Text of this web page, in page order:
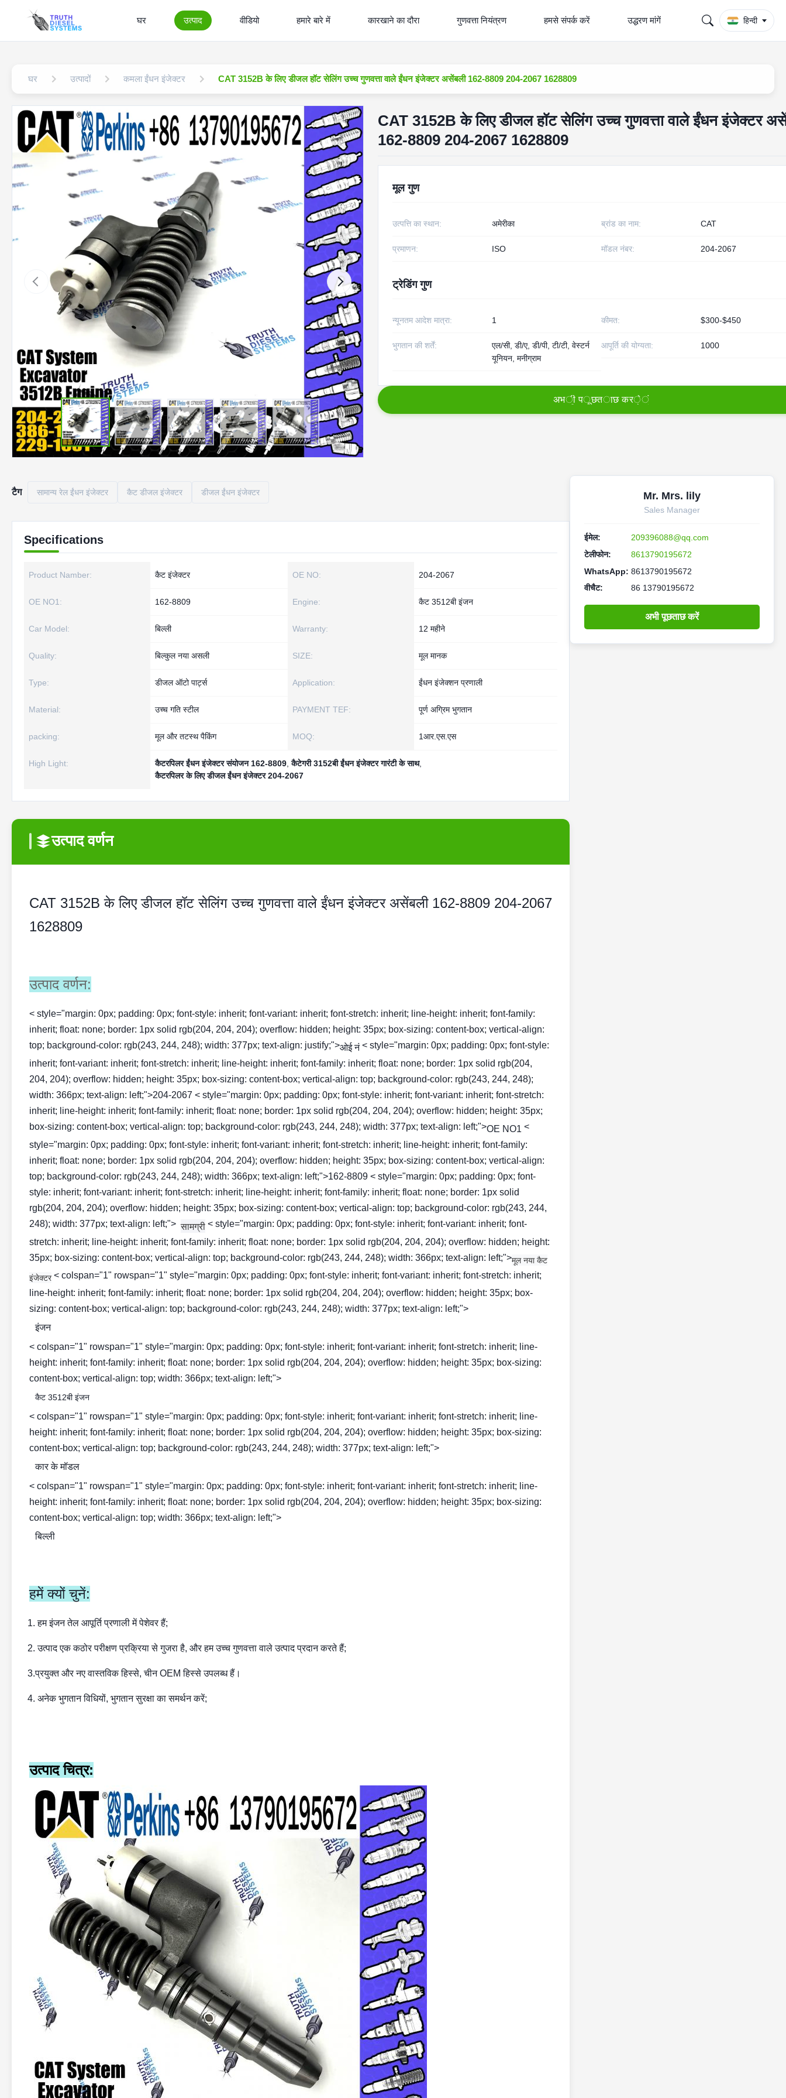
घर उत्पाद वीडियो हमारे बारे में कारखाने का दौरा गुणवत्ता नियंत्रण हमसे संपर्क करें उद्धरण मांगें हिन्दी
घर उत्पादों कमला ईंधन इंजेक्टर CAT 3152B के लिए डीजल हॉट सेलिंग उच्च गुणवत्ता वाले ईंधन इंजेक्टर असेंबली 162-8809 204-2067 1628809
CAT 3152B के लिए डीजल हॉट सेलिंग उच्च गुणवत्ता वाले ईंधन इंजेक्टर
162-8809 204-2067 1628809
मूल गुण
उत्पत्ति का स्थान: अमेरीका ब्रांड का नाम: CAT
प्रमाणन: ISO मॉडल नंबर: 204-2067
ट्रेडिंग गुण
न्यूनतम आदेश मात्रा: 1 कीमत: $300-$450
भुगतान की शर्तें:
एल/सी, डी/ए, डी/पी, टी/टी, वेस्टर्न
यूनियन, मनीग्राम
आपूर्ति की योग्यता: 1000
अभी पूछताछ करें
टैग सामान्य रेल ईंधन इंजेक्टर कैट डीजल इंजेक्टर डीजल ईंधन इंजेक्टर
Specifications
Product Namber: कैट इंजेक्टर OE NO: 204-2067
OE NO1: 162-8809 Engine: कैट 3512बी इंजन
Car Model: बिल्ली Warranty: 12 महीने
Quality: बिल्कुल नया असली SIZE: मूल मानक
Type: डीजल ऑटो पार्ट्स Application: ईंधन इंजेक्शन प्रणाली
Material: उच्च गति स्टील PAYMENT TEF: पूर्ण अग्रिम भुगतान
packing: मूल और तटस्थ पैकिंग MOQ: 1आर.एस.एस
High Light: कैटरपिलर ईंधन इंजेक्टर संयोजन 162-8809 ,कैटेगरी 3152बी ईंधन इंजेक्टर गारंटी के साथ,
कैटरपिलर के लिए डीजल ईंधन इंजेक्टर 204-2067
उत्पाद वर्णन
CAT 3152B के लिए डीजल हॉट सेलिंग उच्च गुणवत्ता वाले ईंधन इंजेक्टर असेंबली 162-8809 204-2067
1628809
उत्पाद वर्णन:
< style="margin: 0px; padding: 0px; font-style: inherit; font-variant: inherit; font-stretch: inherit; line-height: inherit; font-family:
inherit; float: none; border: 1px solid rgb(204, 204, 204); overflow: hidden; height: 35px; box-sizing: content-box; vertical-align:
top; background-color: rgb(243, 244, 248); width: 377px; text-align: justify;">ओई नं< style="margin: 0px; padding: 0px; font-style:
inherit; font-variant: inherit; font-stretch: inherit; line-height: inherit; font-family: inherit; float: none; border: 1px solid rgb(204,
204, 204); overflow: hidden; height: 35px; box-sizing: content-box; vertical-align: top; background-color: rgb(243, 244, 248);
width: 366px; text-align: left;">204-2067 < style="margin: 0px; padding: 0px; font-style: inherit; font-variant: inherit; font-stretch:
inherit; line-height: inherit; font-family: inherit; float: none; border: 1px solid rgb(204, 204, 204); overflow: hidden; height: 35px;
box-sizing: content-box; vertical-align: top; background-color: rgb(243, 244, 248); width: 377px; text-align: left;">OE NO1 <
style="margin: 0px; padding: 0px; font-style: inherit; font-variant: inherit; font-stretch: inherit; line-height: inherit; font-family:
inherit; float: none; border: 1px solid rgb(204, 204, 204); overflow: hidden; height: 35px; box-sizing: content-box; vertical-align:
top; background-color: rgb(243, 244, 248); width: 366px; text-align: left;">162-8809 < style="margin: 0px; padding: 0px; font-
style: inherit; font-variant: inherit; font-stretch: inherit; line-height: inherit; font-family: inherit; float: none; border: 1px solid
rgb(204, 204, 204); overflow: hidden; height: 35px; box-sizing: content-box; vertical-align: top; background-color: rgb(243, 244,
248); width: 377px; text-align: left;">सामग्री < style="margin: 0px; padding: 0px; font-style: inherit; font-variant: inherit; font-
stretch: inherit; line-height: inherit; font-family: inherit; float: none; border: 1px solid rgb(204, 204, 204); overflow: hidden; height:
35px; box-sizing: content-box; vertical-align: top; background-color: rgb(243, 244, 248); width: 366px; text-align: left;">मूल नया कैट
इंजेक्टर< colspan="1" rowspan="1" style="margin: 0px; padding: 0px; font-style: inherit; font-variant: inherit; font-stretch: inherit;
line-height: inherit; font-family: inherit; float: none; border: 1px solid rgb(204, 204, 204); overflow: hidden; height: 35px; box-
sizing: content-box; vertical-align: top; background-color: rgb(243, 244, 248); width: 377px; text-align: left;">
इंजन
< colspan="1" rowspan="1" style="margin: 0px; padding: 0px; font-style: inherit; font-variant: inherit; font-stretch: inherit; line-
height: inherit; font-family: inherit; float: none; border: 1px solid rgb(204, 204, 204); overflow: hidden; height: 35px; box-sizing:
content-box; vertical-align: top; width: 366px; text-align: left;">
कैट 3512बी इंजन
< colspan="1" rowspan="1" style="margin: 0px; padding: 0px; font-style: inherit; font-variant: inherit; font-stretch: inherit; line-
height: inherit; font-family: inherit; float: none; border: 1px solid rgb(204, 204, 204); overflow: hidden; height: 35px; box-sizing:
content-box; vertical-align: top; background-color: rgb(243, 244, 248); width: 377px; text-align: left;">
कार के मॉडल
< colspan="1" rowspan="1" style="margin: 0px; padding: 0px; font-style: inherit; font-variant: inherit; font-stretch: inherit; line-
height: inherit; font-family: inherit; float: none; border: 1px solid rgb(204, 204, 204); overflow: hidden; height: 35px; box-sizing:
content-box; vertical-align: top; width: 366px; text-align: left;">
बिल्ली
हमें क्यों चुनें:
1. हम इंजन तेल आपूर्ति प्रणाली में पेशेवर हैं;
2. उत्पाद एक कठोर परीक्षण प्रक्रिया से गुजरा है, और हम उच्च गुणवत्ता वाले उत्पाद प्रदान करते हैं;
3.प्रयुक्त और नए वास्तविक हिस्से, चीन OEM हिस्से उपलब्ध हैं।
4. अनेक भुगतान विधियों, भुगतान सुरक्षा का समर्थन करें;
उत्पाद चित्र:
Mr. Mrs. lily
Sales Manager
ईमेल:
209396088@qq.com
टेलीफोन:
8613790195672
WhatsApp: 8613790195672
वीचैट:
86 13790195672
अभी पूछताछ करें